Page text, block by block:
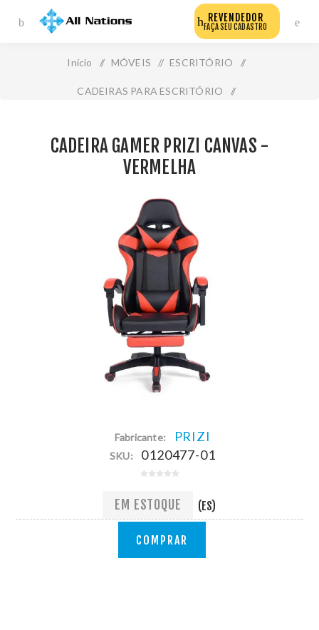
REVENDEDOR
FAÇA SEU CADASTRO
Início / MÓVEIS / ESCRITÓRIO /
CADEIRAS PARA ESCRITÓRIO /
CADEIRA GAMER PRIZI CANVAS -
VERMELHA
Fabricante: PRIZI
SKU: 0120477-01
EM ESTOQUE (ES)
COMPRAR